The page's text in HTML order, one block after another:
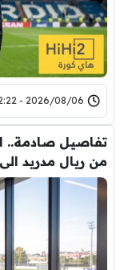
2026/08/06 - 22:22
تفاصيل صادمة..
من ريال مدريد